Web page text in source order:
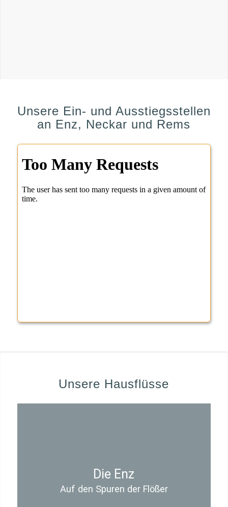
Unsere Ein- und Ausstiegsstellen
an Enz, Neckar und Rems
Unsere Hausflüsse
Die Enz
Auf den Spuren der Flößer